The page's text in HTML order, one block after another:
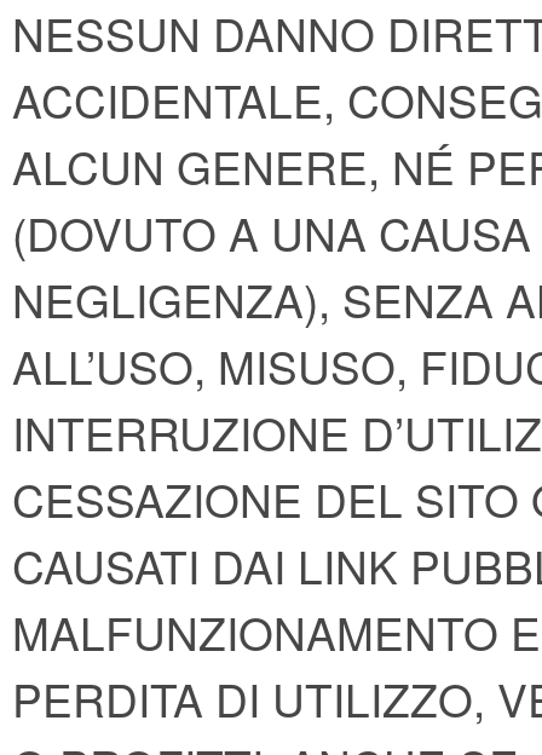
NESSUN DANNO
ACCIDENTALE,
ALCUN GENERE, NÉ
(DOVUTO A UNA
NEGLIGENZA), SENZA
ALL’USO, MISUSO,
INTERRUZIONE
CESSAZIONE DEL SITO
CAUSATI DAI LINK
MALFUNZIONAMENTO
PERDITA DI UTILIZZO,